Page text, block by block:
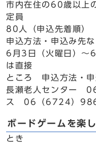
市内在住の60歳以上
定員
80人（申込先着順）
申込方法・申込み先
6月3日（火曜日）～
は直接
ところ 申込方法・
長瀬老人センター
ス 06（6724）
ボードゲームを楽
とき